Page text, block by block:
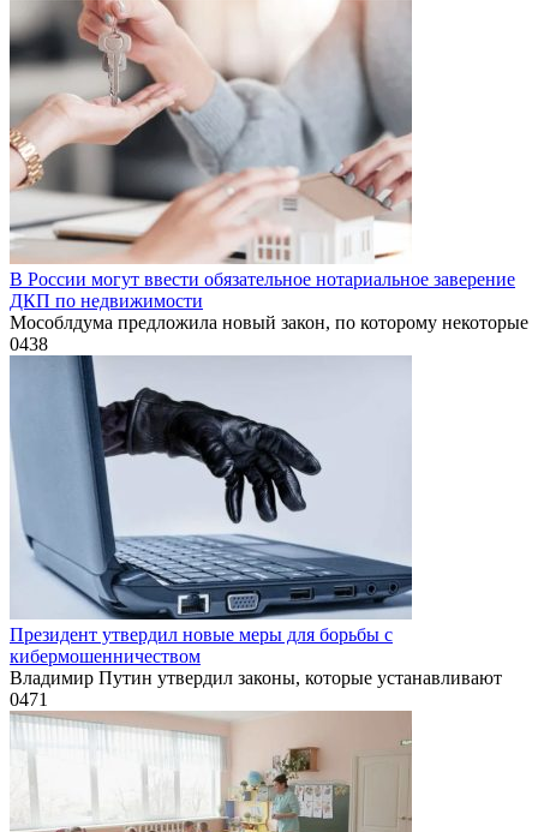
В России могут ввести обязательное нотариальное заверение
ДКП по недвижимости
Мособлдума предложила новый закон, по которому некоторые
0438
Президент утвердил новые меры для борьбы с
кибермошенничеством
Владимир Путин утвердил законы, которые устанавливают
0471